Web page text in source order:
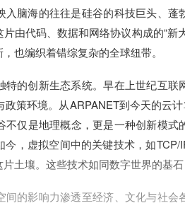
入脑海的往往是硅谷的科技巨头、
由代码、数据和网络协议构成的“新
也编织着错综复杂的全球纽带。
特的创新生态系统。早在上世纪互
策环境。从ARPANET到今天的云
不仅是地理概念，更是一种创新模
，虚拟空间中的关键技术，如
土壤。这些技术如同数字世界的基
的影响力渗透至经济、文化与社